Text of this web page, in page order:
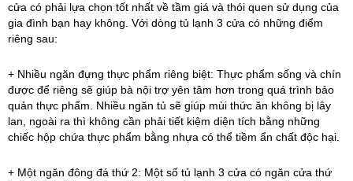
cửa có phải lựa chọn tốt nhất về tầm giá và thói quen sử dụng của
gia đình bạn hay không. Với dòng tủ lạnh 3 cửa có những điểm
riêng sau:
+ Nhiều ngăn đựng thực phẩm riêng biệt: Thực phẩm sống và chín
được để riêng sẽ giúp bà nội trợ yên tâm hơn trong quá trình bảo
quản thực phẩm. Nhiều ngăn tủ sẽ giúp mùi thức ăn không bị lây
lan, ngoài ra thì không cần phải tiết kiệm diện tích bằng những
chiếc hộp chứa thực phẩm bằng nhựa có thể tiềm ẩn chất độc hại.
+ Một ngăn đông đá thứ 2: Một số tủ lạnh 3 cửa có ngăn cửa thứ